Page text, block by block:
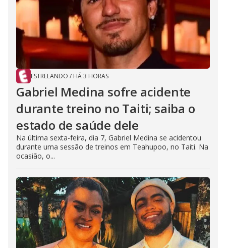
ESTRELANDO / HÁ 3 HORAS
Gabriel Medina sofre acidente
durante treino no Taiti; saiba o
estado de saúde dele
Na última sexta-feira, dia 7, Gabriel Medina se acidentou
durante uma sessão de treinos em Teahupoo, no Taiti. Na
ocasião, o...